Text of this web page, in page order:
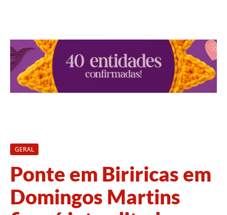
GERAL
Ponte em Biriricas em
Domingos Martins